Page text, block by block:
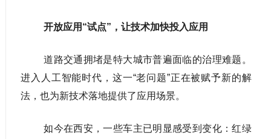
开放应用“试点”，让技术加快投入应用
道路交通拥堵是特大城市普遍面临的治理难题。
进入人工智能时代，这一“老问题”正在被赋予新的解
法，也为新技术落地提供了应用场景。
如今在西安，一些车主已明显感受到变化：红绿